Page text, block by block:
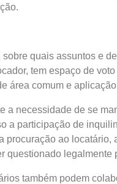
quais assuntos e
tem espaço de
área comum e
a necessidade de se
a participação de
procuração ao
questionado legalmente
também podem